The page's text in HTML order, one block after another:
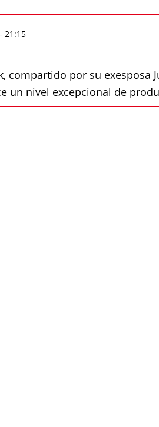
21:15
compartido por su exesposa
un nivel excepcional de